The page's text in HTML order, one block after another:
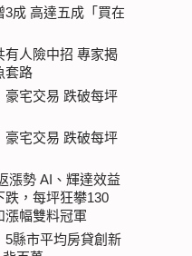
3成 高達五成「買在
有人險中招 專家揭
套路
豪宅交易 跌破每坪
豪宅交易 跌破每坪
漲勢 AI、輝達效益
跌，每坪狂攀130
漲幅雙料冠軍
5縣市平均房貸創新